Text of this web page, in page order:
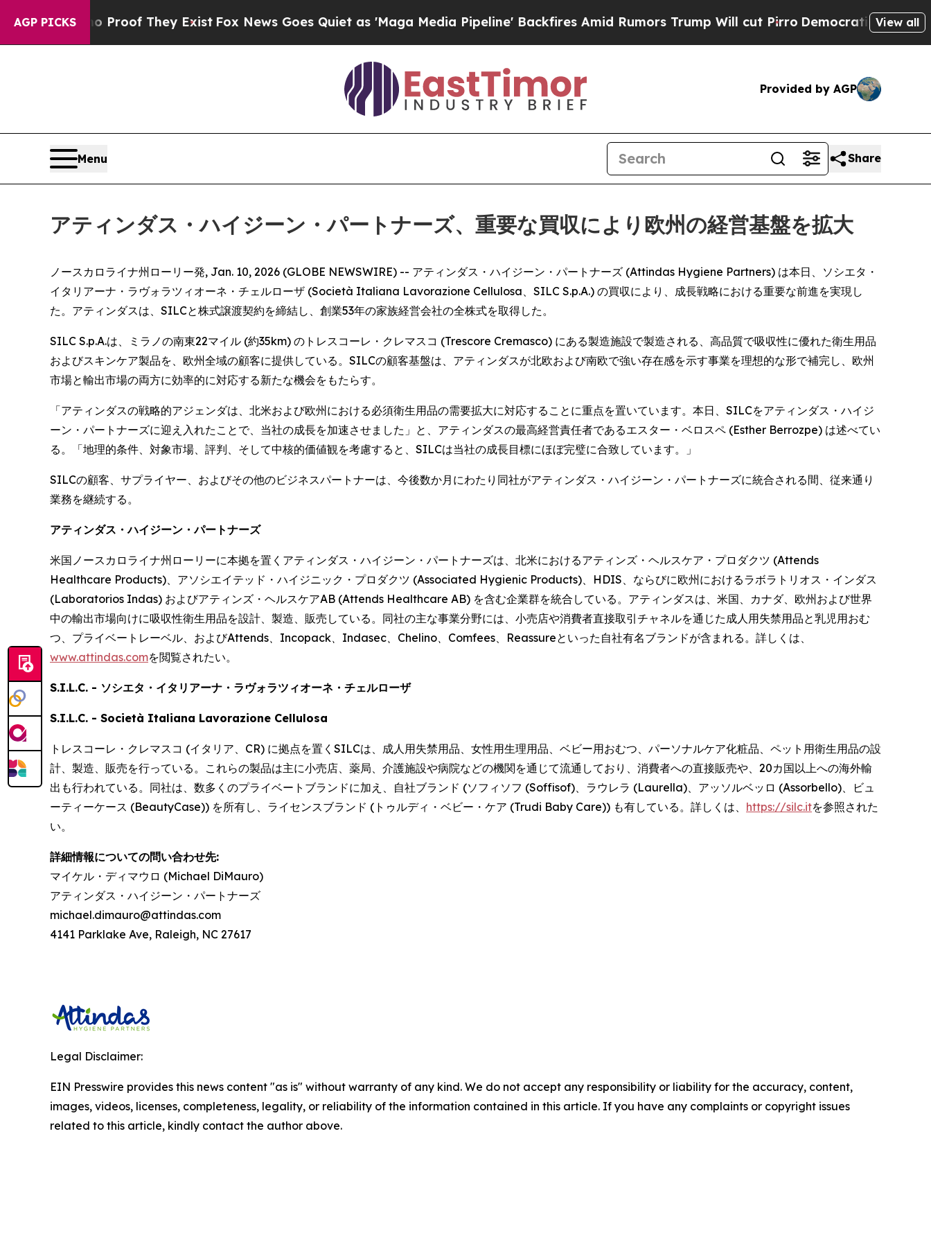
AGP PICKS
no Proof They ExistFox News Goes Quiet as 'Maga Media Pipeline' Backfires Amid Rumors Trump Will cut PirroDemocratic Socialists of
View all
Provided by AGP
Menu Share
アティンダス・ハイジーン・パートナーズ、重要な買収により欧州の経営基盤を拡大
ノースカロライナ州ローリー発, Jan. 10, 2026 (GLOBE NEWSWIRE) -- アティンダス・ハイジーン・パートナーズ (Attindas Hygiene Partners) は本日、ソシエタ・
イタリアーナ・ラヴォラツィオーネ・チェルローザ (Società Italiana Lavorazione Cellulosa、SILC S.p.A.) の買収により、成長戦略における重要な前進を実現し
た。アティンダスは、SILCと株式譲渡契約を締結し、創業53年の家族経営会社の全株式を取得した。
SILC S.p.A.は、ミラノの南東22マイル (約35km) のトレスコーレ・クレマスコ (Trescore Cremasco) にある製造施設で製造される、高品質で吸収性に優れた衛生用品
およびスキンケア製品を、欧州全域の顧客に提供している。SILCの顧客基盤は、アティンダスが北欧および南欧で強い存在感を示す事業を理想的な形で補完し、欧州
市場と輸出市場の両方に効率的に対応する新たな機会をもたらす。
「アティンダスの戦略的アジェンダは、北米および欧州における必須衛生用品の需要拡大に対応することに重点を置いています。本日、SILCをアティンダス・ハイジ
ーン・パートナーズに迎え入れたことで、当社の成長を加速させました」と、アティンダスの最高経営責任者であるエスター・ベロスペ (Esther Berrozpe) は述べてい
る。「地理的条件、対象市場、評判、そして中核的価値観を考慮すると、SILCは当社の成長目標にほぼ完璧に合致しています。」
SILCの顧客、サプライヤー、およびその他のビジネスパートナーは、今後数か月にわたり同社がアティンダス・ハイジーン・パートナーズに統合される間、従来通り
業務を継続する。
アティンダス・ハイジーン・パートナーズ
米国ノースカロライナ州ローリーに本拠を置くアティンダス・ハイジーン・パートナーズは、北米におけるアティンズ・ヘルスケア・プロダクツ (Attends
Healthcare Products)、アソシエイテッド・ハイジニック・プロダクツ (Associated Hygienic Products)、HDIS、ならびに欧州におけるラボラトリオス・インダス
(Laboratorios Indas) およびアティンズ・ヘルスケアAB (Attends Healthcare AB) を含む企業群を統合している。アティンダスは、米国、カナダ、欧州および世界
中の輸出市場向けに吸収性衛生用品を設計、製造、販売している。同社の主な事業分野には、小売店や消費者直接取引チャネルを通じた成人用失禁用品と乳児用おむ
つ、プライベートレーベル、およびAttends、Incopack、Indasec、Chelino、Comfees Reassureといった自社有名ブランドが含まれる。詳しくは、
www.attindas.comを閲覧されたい。
S.I.L.C. - ソシエタ・イタリアーナ・ラヴォラツィオーネ・チェルローザ
S.I.L.C. - Società Italiana Lavorazione Cellulosa
トレスコーレ・クレマスコ (イタリア、CR) に拠点を置くSILCは、成人用失禁用品、女性用生理用品、ベビー用おむつ、パーソナルケア化粧品、ペット用衛生用品の設
計、製造、販売を行っている。これらの製品は主に小売店、薬局、介護施設や病院などの機関を通じて流通しており、消費者への直接販売や、20カ国以上への海外輸
出も行われている。同社は、数多くのプライベートブランドに加え、自社ブランド (ソフィソフ (Soffisof)、ラウレラ (Laurella)、アッソルベッロ (Assorbello)、ビュ
ーティーケース (BeautyCase)) を所有し、ライセンスブランド (トゥルディ・ベビー・ケア (Trudi Baby Care)) も有している。詳しくは、 https://silc.itを参照された
い。
詳細情報についての問い合わせ先:
マイケル・ディマウロ (Michael DiMauro)
アティンダス・ハイジーン・パートナーズ
michael.dimauro@attindas.com
4141 Parklake Ave, Raleigh, NC 27617
Legal Disclaimer:
EIN Presswire provides this news content "as is" without warranty of any kind. We do not accept any responsibility or liability for the accuracy, content,
images, videos, licenses, completeness, legality, or reliability of the information contained in this article. If you have any complaints or copyright issues
related to this article, kindly contact the author above.